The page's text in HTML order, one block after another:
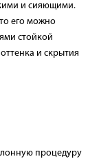
и сияющими.
его можно
стойкой
и скрытия
процедуру